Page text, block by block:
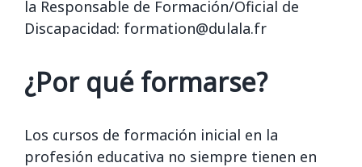
la Responsable de Formación/Oficial de
Discapacidad: formation@dulala.fr
¿Por qué formarse?
Los cursos de formación inicial en la
profesión educativa no siempre tienen en